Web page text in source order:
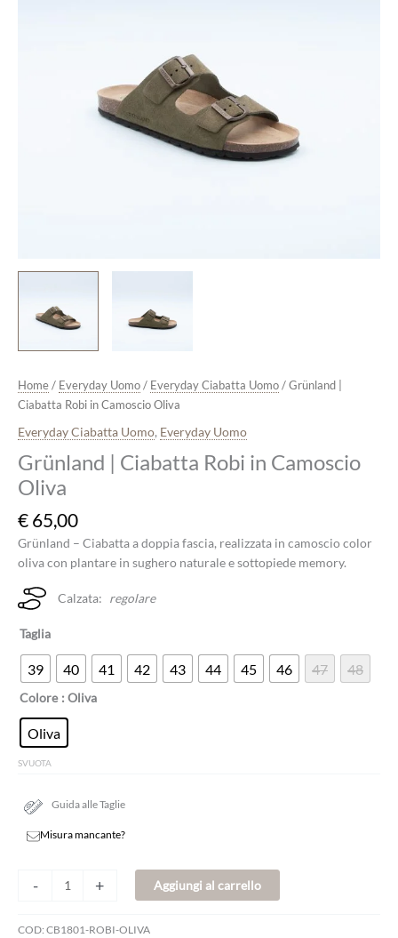
Home / Everyday Uomo / Everyday Ciabatta Uomo / Grünland |
Ciabatta Robi in Camoscio Oliva
Everyday Ciabatta Uomo, Everyday Uomo
Grünland | Ciabatta Robi in Camoscio
Oliva
€ 65,00
Grünland – Ciabatta a doppia fascia, realizzata in camoscio color
oliva con plantare in sughero naturale e sottopiede memory.
Calzata: regolare
Taglia
39 40 41 42 43 44 45 46 47 48
Colore : Oliva
Oliva
SVUOTA
Guida alle Taglie
Misura mancante?
- + Aggiungi al carrello
COD: CB1801-ROBI-OLIVA